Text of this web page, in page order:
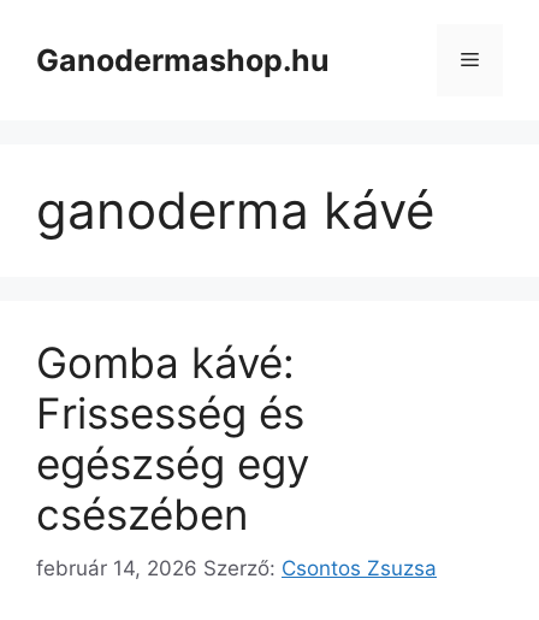
tartalomba
Ganodermashop.hu Menü
ganoderma kávé
Gomba kávé:
Frissesség és
egészség egy
csészében
február 14, 2026 Szerző: Csontos Zsuzsa